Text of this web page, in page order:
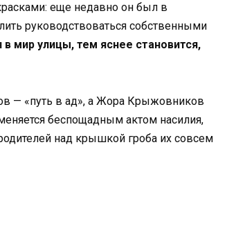
еще недавно он был в
руководствоваться собственными
мир улицы, тем яснее становится,
— «путь в ад», а Жора Крыжовников
беспощадным актом насилия,
над крышкой гроба их совсем